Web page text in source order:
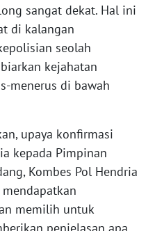
sangat dekat. Hal ini
di kalangan
seolah
kejahatan
menerus di bawah
upaya konfirmasi
kepada Pimpinan
Kombes Pol Hendria
mendapatkan
memilih untuk
penjelasan apa